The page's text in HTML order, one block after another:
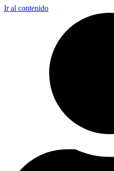
Ir al contenido